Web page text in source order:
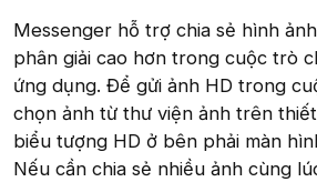
Messenger hỗ trợ chia sẻ hình
phân giải cao hơn trong cuộc trò
ứng dụng. Để gửi ảnh HD trong
chọn ảnh từ thư viện ảnh trên
biểu tượng HD ở bên phải màn
Nếu cần chia sẻ nhiều ảnh cùng